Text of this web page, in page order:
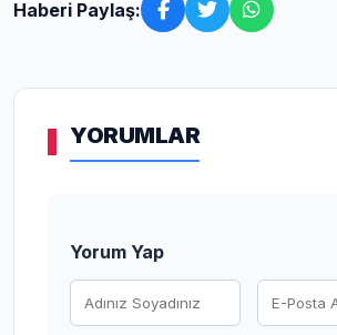
Haberi Paylaş:
YORUMLAR
Yorum Yap